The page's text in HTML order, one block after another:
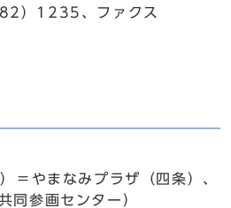
）1235、ファクス
＝やまなみプラザ（四条）、
同参画センター）